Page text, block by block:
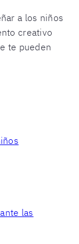
a los niños
creativo
te pueden
las